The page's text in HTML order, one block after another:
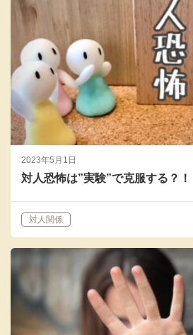
2023年5月1日
対人恐怖は”実験”で克服する？！
対人関係